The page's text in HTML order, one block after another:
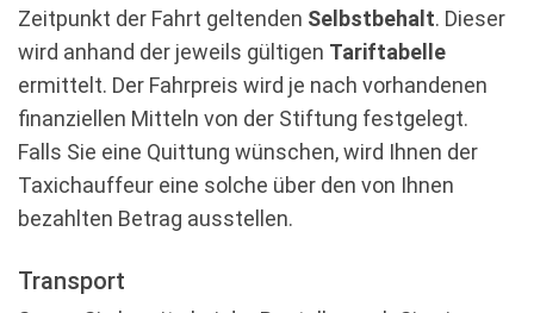
Zeitpunkt der Fahrt geltenden Selbstbehalt. Dieser
wird anhand der jeweils gültigen Tariftabelle
ermittelt. Der Fahrpreis wird je nach vorhandenen
finanziellen Mitteln von der Stiftung festgelegt.
Falls Sie eine Quittung wünschen, wird Ihnen der
Taxichauffeur eine solche über den von Ihnen
bezahlten Betrag ausstellen.
Transport